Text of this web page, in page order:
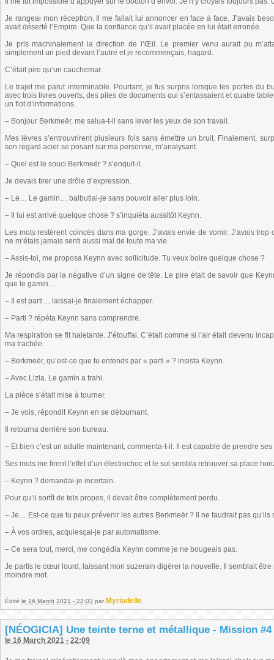
Je rangeai mon réceptron. Il me fallait lui annoncer en face à face. J’avais
avait déserté l’Empire. Que la confiance qu’il avait placée en lui était erronée.
Je pris machinalement la direction de l’Œil. Le premier venu aurait pu
simplement un pied devant l’autre et je recommençais, hagard.
C’était pire qu’un cauchemar.
Le trajet me parut interminable. Pourtant, je fus surpris lorsque les portes du
avec trois livres ouverts, des piles de documents qui s’entassaient et quatre
un flot d’informations.
– Bonjour Berkmeër, me salua-t-il sans lever les yeux de son travail.
Mes lèvres s’entrouvrirent plusieurs fois sans émettre un bruit. Finalement,
son regard acier se posant sur ma personne, m’analysant.
– Quel est le souci Berkmeër ? s’enquit-il.
Je devais tirer une drôle d’expression.
– Le… Le gamin… balbutiai-je sans pouvoir aller plus loin.
– Il lui est arrivé quelque chose ? s’inquiéta aussitôt Keynn.
Les mots restèrent coincés dans ma gorge. J’avais envie de vomir. J’avais
ne m’étais jamais senti aussi mal de toute ma vie.
– Assis-toi, me proposa Keynn avec sollicitude. Tu veux boire quelque chose ?
Je répondis par la négative d’un signe de tête. Le pire était de savoir que
que le gamin…
– Il est parti… laissai-je finalement échapper.
– Parti ? répéta Keynn sans comprendre.
Ma respiration se fit haletante. J’étouffai. C’était comme si l’air était devenu
ma trachée.
– Berkmeër, qu’est-ce que tu entends par « parti » ? insista Keynn.
– Avec Lizla. Le gamin a trahi.
La pièce s’était mise à tourner.
– Je vois, répondit Keynn en se détournant.
Il retourna derrière son bureau.
– Et bien c’est un adulte maintenant, commenta-t-il. Il est capable de prendre
Ses mots me firent l’effet d’un électrochoc et le sol sembla retrouver sa place
– Keynn ? demandai-je incertain.
Pour qu’il sortît de tels propos, il devait être complètement perdu.
– Je… Est-ce que tu peux prévenir les autres Berkmeër ? Il ne faudrait pas qu’ils
– À vos ordres, acquiesçai-je par automatisme.
– Ce sera tout, merci, me congédia Keynn comme je ne bougeais pas.
Je partis le cœur lourd, laissant mon suzerain digérer la nouvelle. Il semblait
moindre mot.
Édité le 16 March 2021 - 22:03 par Myriadelle
[NÉOGICIA] Une teinte terne et métallique - Mission
le 16 March 2021 - 22:09